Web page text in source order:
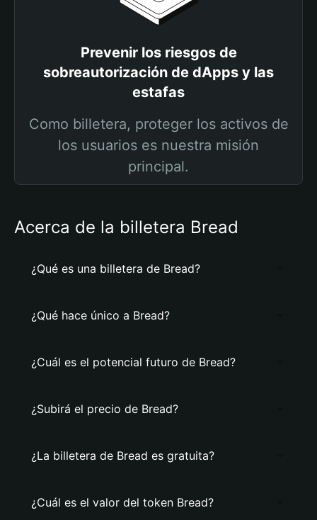
Prevenir los riesgos de
sobreautorización de dApps y las
estafas
Como billetera, proteger los activos de
los usuarios es nuestra misión
principal.
Acerca de la billetera Bread
¿Qué es una billetera de Bread?
¿Qué hace único a Bread?
¿Cuál es el potencial futuro de Bread?
¿Subirá el precio de Bread?
¿La billetera de Bread es gratuita?
¿Cuál es el valor del token Bread?